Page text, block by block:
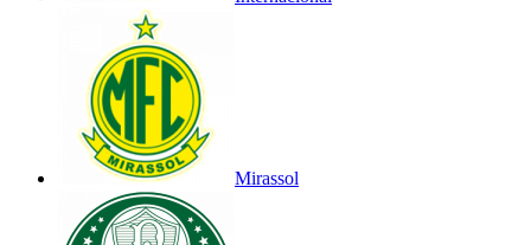
Mirassol